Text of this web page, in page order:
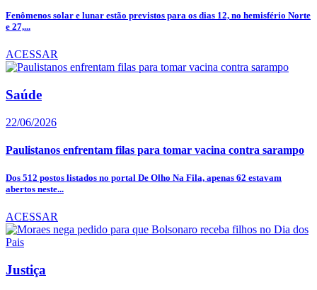
Fenômenos solar e lunar estão previstos para os dias 12, no hemisfério Norte
e 27,...
ACESSAR
Saúde
22/06/2026
Paulistanos enfrentam filas para tomar vacina contra sarampo
Dos 512 postos listados no portal De Olho Na Fila, apenas 62 estavam
abertos neste...
ACESSAR
Justiça